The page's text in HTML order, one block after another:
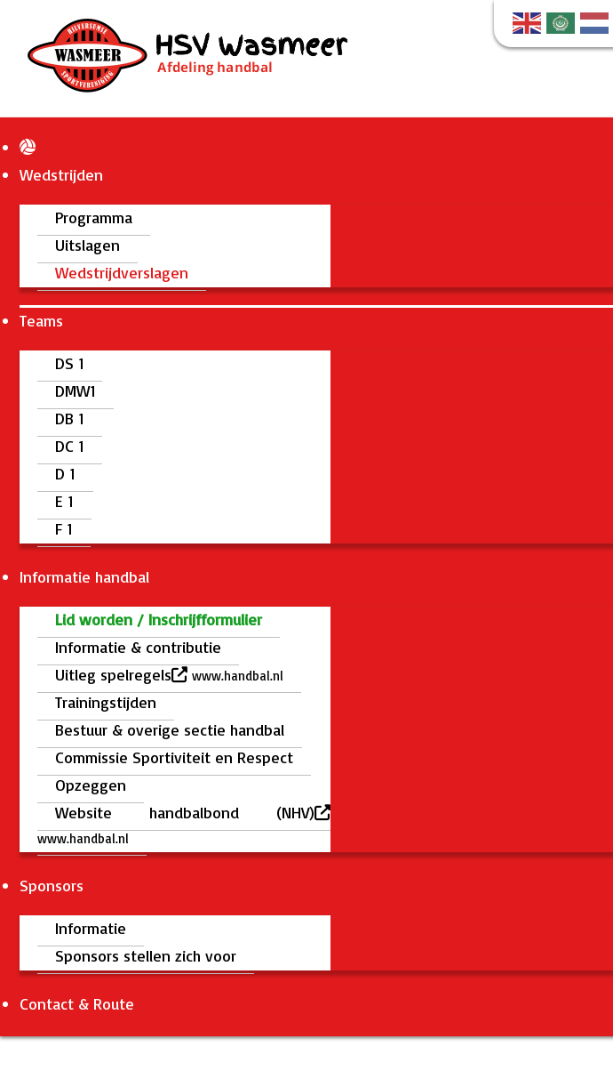
Wedstrijden
Programma
Uitslagen
Wedstrijdverslagen
Teams
DS 1
DMW1
DB 1
DC 1
D 1
E 1
F 1
Informatie handbal
Lid worden / Inschrijfformulier
Informatie & contributie
Uitleg spelregels
www.handbal.nl
Trainingstijden
Bestuur & overige sectie handbal
Commissie Sportiviteit en Respect
Opzeggen
Website handbalbond (NHV)
www.handbal.nl
Sponsors
Informatie
Sponsors stellen zich voor
Contact & Route